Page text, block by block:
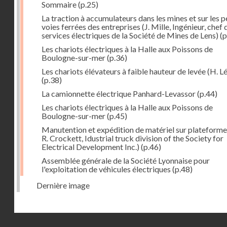
Sommaire(p.25)
La traction à accumulateurs dans les mines et sur les
voies ferrées des entreprises (J. Mille, Ingénieur, chef
services électriques de la Société de Mines de Lens)
Les chariots électriques à la Halle aux Poissons de
Boulogne-sur-mer(p.36)
Les chariots élévateurs à faible hauteur de levée (H.
(p.38)
La camionnette électrique Panhard-Levassor(p.44)
Les chariots électriques à la Halle aux Poissons de
Boulogne-sur-mer(p.45)
Manutention et expédition de matériel sur
R. Crockett, Idustrial truck division of the Society for
Electrical Development Inc.) (p.46)
Assemblée générale de la Société Lyonnaise pour
l'exploitation de véhicules électriques (p.48)
Dernière image